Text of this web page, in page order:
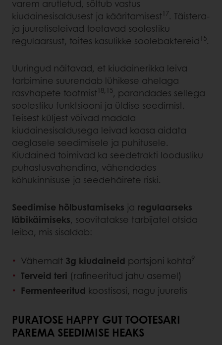
varem arutletud, sõltub vastus
kiudainesisaldusest ja kääritamisest17. Täistera-
ja juuretiseleivad toetavad soolestiku
regulaarsust, toites kasulikke soolebaktereid15.
Uuringud näitavad, et kiudainerikka leiva
tarbimine suurendab lühikese ahelaga
rasvhapete tootmist18,15, parandades sellega
soolestiku funktsiooni ja üldise seedimist.
Teisest küljest võivad madala
kiudainesisaldusega leivad kaasa aidata
aeglasele seedimisele ja puhitusele.
Kiudained toimivad ka seedetrakti loodusliku
puhastusvahendina, vähendades
kõhukinnisuse ja seedehäirete riski.
Seedimise hõlbustamiseks ja regulaarseks
läbikäimiseks, soovitatakse tarbijatel otsida
leiba, mis sisaldab:
Vähemalt 3g kiudaineid portsjoni kohta9
Terveid teri (rafineeritud jahu asemel)
Fermenteeritud koostisosi, nagu juuretis
PURATOSE HAPPY GUT TOOTESARI
PAREMA SEEDIMISE HEAKS